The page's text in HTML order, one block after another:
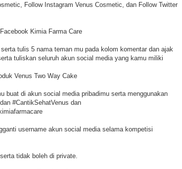
Follow Instagram Venus Cosmetic, dan Follow Twitter
Kimia Farma Care
tulis 5 nama teman mu pada kolom komentar dan ajak
tuliskan seluruh akun social media yang kamu miliki
Venus Two Way Cake
buat di akun social media pribadimu serta menggunakan
#CantikSehatVenus dan
username akun social media selama kompetisi
tidak boleh di private.